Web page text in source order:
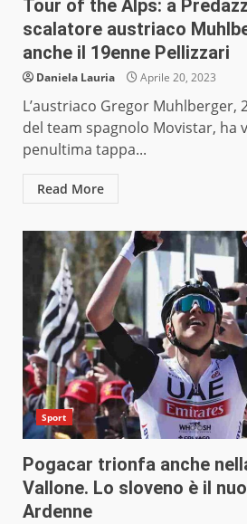
Tour of the Alps: a
scalatore austriaco
anche il 19enne Pellizzari
Daniela Lauria Aprile 20, 2023
L’austriaco Gregor Muhlberger,
del team spagnolo Movistar, ha
penultima tappa...
Read More
Sport
Pogacar trionfa anche
Vallone. Lo sloveno è il
Ardenne